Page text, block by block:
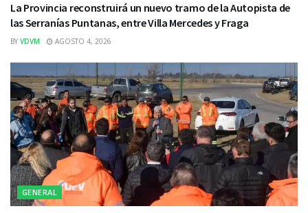
La Provincia reconstruirá un nuevo tramo de la Autopista de
las Serranías Puntanas, entre Villa Mercedes y Fraga
BY VDVM AGOSTO 4, 2026
GENERAL